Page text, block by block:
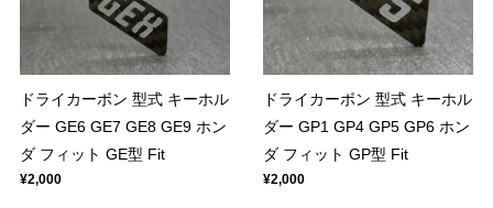
ドライカーボン 型式 キーホル
ダー GE6 GE7 GE8 GE9 ホン
ダ フィット GE型 Fit
¥2,000
ドライカーボン 型式 キーホル
ダー GP1 GP4 GP5 GP6 ホン
ダ フィット GP型 Fit
¥2,000